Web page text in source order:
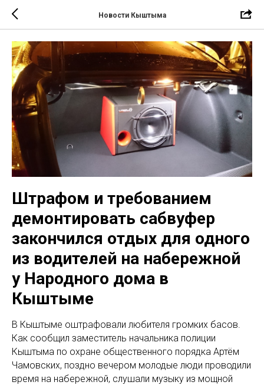
Новости Кыштыма
Штрафом и требованием
демонтировать сабвуфер
закончился отдых для одного
из водителей на набережной
у Народного дома в
Кыштыме
В Кыштыме оштрафовали любителя громких басов.
Как сообщил заместитель начальника полиции
Кыштыма по охране общественного порядка Артём
Чамовских, поздно вечером молодые люди проводили
время на набережной, слушали музыку из мощной